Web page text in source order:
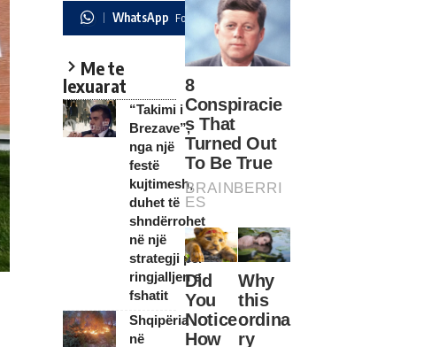
WhatsApp Follow
Me te
lexuarat
“Takimi i
Brezave”,
nga një
festë
kujtimesh,
duhet të
shndërrohet
në një
strategji për
ringjalljen e
fshatit
Shqipëria
në